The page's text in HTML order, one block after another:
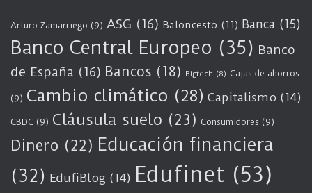
Arturo Zamarriego (9) ASG (16) Baloncesto (11) Banca (15)
Banco Central Europeo (35) Banco
de España (16) Bancos (18) Bigtech (8) Cajas de ahorros
(9) Cambio climático (28) Capitalismo (14)
CBDC (9) Cláusula suelo (23) Consumidores (9)
Dinero (22) Educación financiera
(32) EdufiBlog (14) Edufinet (53)